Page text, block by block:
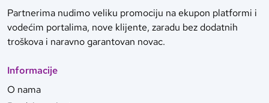
Partnerima nudimo veliku promociju na ekupon platformi i
vodećim portalima, nove klijente, zaradu bez dodatnih
troškova i naravno garantovan novac.
Informacije
O nama